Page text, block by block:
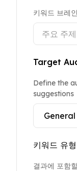
키워드 브레
Target
Define the
suggestions
키워드 유형
결과에 포함